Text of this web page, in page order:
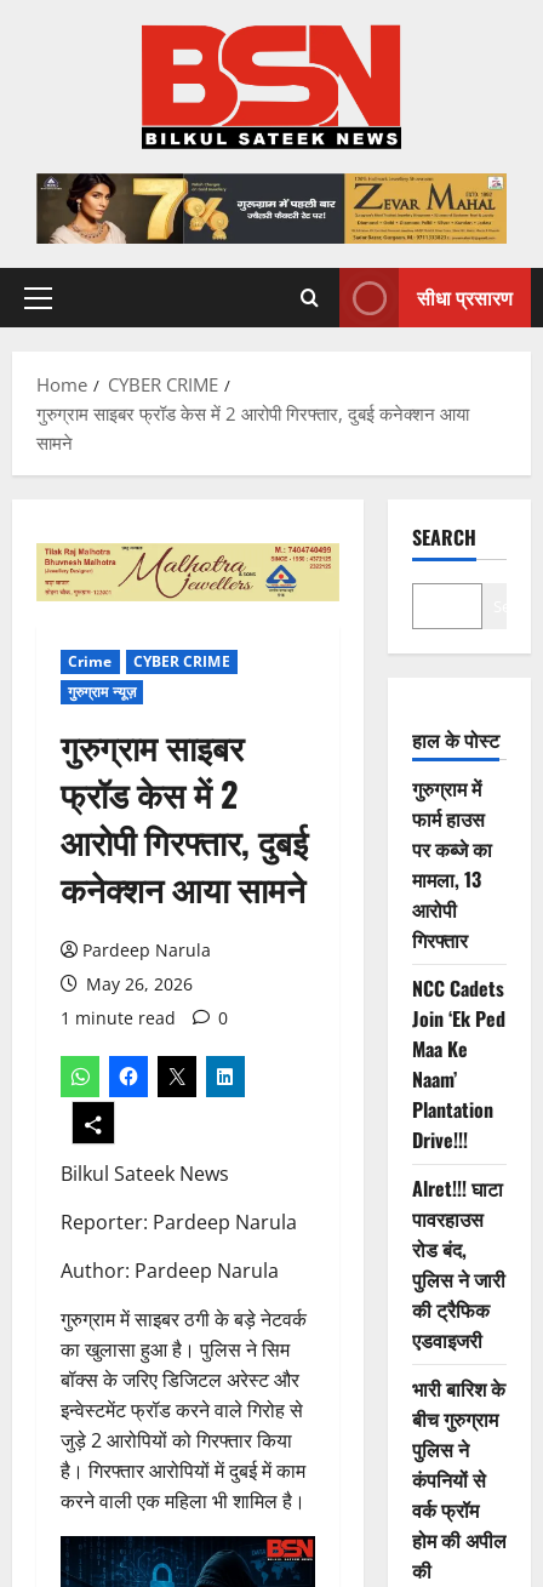
Primary
सीधा प्रसारण
Home
CYBER CRIME
गुरुग्राम साइबर फ्रॉड केस में 2 आरोपी गिरफ्तार, दुबई कनेक्शन आया
सामने
Crime
CYBER CRIME
गुरुग्राम न्यूज़
गुरुग्राम साइबर
फ्रॉड केस में 2
आरोपी गिरफ्तार, दुबई
कनेक्शन आया सामने
Pardeep Narula
May 26, 2026
1 minute read
0
Bilkul Sateek News
Reporter: Pardeep Narula
Author: Pardeep Narula
गुरुग्राम में साइबर ठगी के बड़े नेटवर्क
का खुलासा हुआ है। पुलिस ने सिम
बॉक्स के जरिए डिजिटल अरेस्ट और
इन्वेस्टमेंट फ्रॉड करने वाले गिरोह से
जुड़े 2 आरोपियों को गिरफ्तार किया
है। गिरफ्तार आरोपियों में दुबई में काम
करने वाली एक महिला भी शामिल है।
SEARCH
हाल के पोस्ट
गुरुग्राम में
फार्म हाउस
पर कब्जे का
मामला, 13
आरोपी
गिरफ्तार
NCC Cadets
Join ‘Ek Ped
Maa Ke
Naam’
Plantation
Drive!!!
Alret!!! घाटा
पावरहाउस
रोड बंद,
पुलिस ने जारी
की ट्रैफिक
एडवाइजरी
भारी बारिश के
बीच गुरुग्राम
पुलिस ने
कंपनियों से
वर्क फ्रॉम
होम की अपील
की